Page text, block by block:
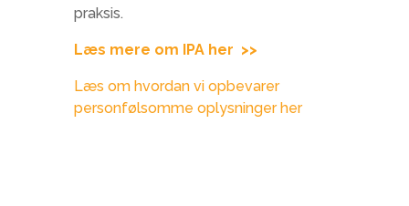
praksis.
Læs mere om IPA her >>
Læs om hvordan vi opbevarer
personfølsomme oplysninger her